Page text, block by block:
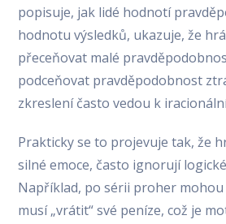
popisuje, jak lidé hodnotí
hodnotu výsledků, ukazuje, že
přeceňovat malé
podceňovat pravděpodobnost
zkreslení často vedou k
Prakticky se to projevuje tak, že
silné emoce, často ignorují
Například, po sérii proher mohou
musí „vrátit“ své peníze, což je